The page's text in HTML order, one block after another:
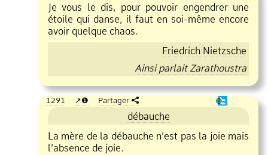
Je vous le dis, pour pouvoir engendrer une
étoile qui danse, il faut en soi même encore
avoir quelque chaos.
Friedrich Nietzsche
Ainsi parlait Zarathoustra
1291 ❶ Partager ❶
débauche
La mère de la débauche n’est pas la joie mais
l’absence de joie.